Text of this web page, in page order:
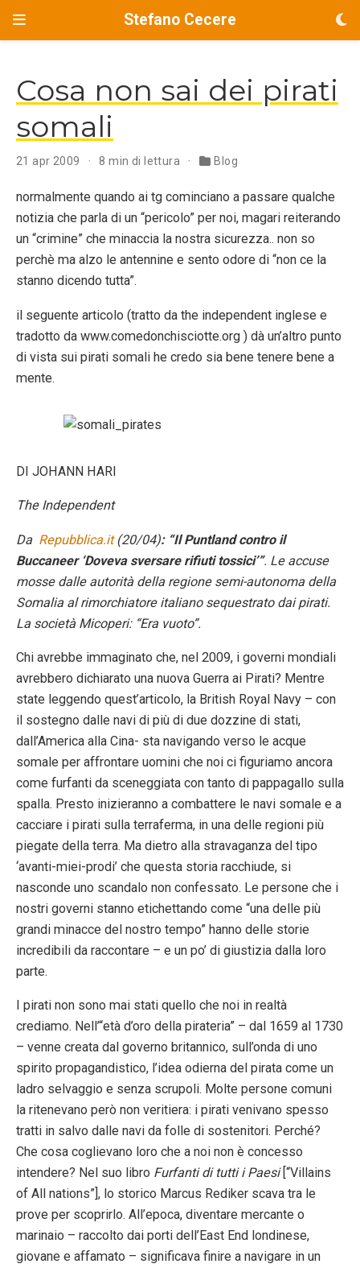
Stefano Cecere
Cosa non sai dei pirati
somali
21 apr 2009 8 min di lettura Blog
normalmente quando ai tg cominciano a passare qualche
notizia che parla di un “pericolo” per noi, magari reiterando
un “crimine” che minaccia la nostra sicurezza.. non so
perchè ma alzo le antennine e sento odore di “non ce la
stanno dicendo tutta”.
il seguente articolo (tratto da the independent inglese e
tradotto da www.comedonchisciotte.org ) dà un’altro punto
di vista sui pirati somali he credo sia bene tenere bene a
mente.
DI JOHANN HARI
The Independent
Da Repubblica.it(20/04): “Il Puntland contro il
Buccaneer ‘Doveva sversare rifiuti tossici’”. Le accuse
mosse dalle autorità della regione semi-autonoma della
Somalia al rimorchiatore italiano sequestrato dai pirati.
La società Micoperi: “Era vuoto”.
Chi avrebbe immaginato che, nel 2009, i governi mondiali
avrebbero dichiarato una nuova Guerra ai Pirati? Mentre
state leggendo quest’articolo, la British Royal Navy – con
il sostegno dalle navi di più di due dozzine di stati,
dall’America alla Cina- sta navigando verso le acque
somale per affrontare uomini che noi ci figuriamo ancora
come furfanti da sceneggiata con tanto di pappagallo sulla
spalla. Presto inizieranno a combattere le navi somale e a
cacciare i pirati sulla terraferma, in una delle regioni più
piegate della terra. Ma dietro alla stravaganza del tipo
‘avanti-miei-prodi’ che questa storia racchiude, si
nasconde uno scandalo non confessato. Le persone che i
nostri governi stanno etichettando come “una delle più
grandi minacce del nostro tempo” hanno delle storie
incredibili da raccontare – e un po’ di giustizia dalla loro
parte.
I pirati non sono mai stati quello che noi in realtà
crediamo. Nell’“età d’oro della pirateria” – dal 1659 al 1730
– venne creata dal governo britannico, sull’onda di uno
spirito propagandistico, l’idea odierna del pirata come un
ladro selvaggio e senza scrupoli. Molte persone comuni
la ritenevano però non veritiera: i pirati venivano spesso
tratti in salvo dalle navi da folle di sostenitori. Perché?
Che cosa coglievano loro che a noi non è concesso
intendere? Nel suo libro Furfanti di tutti i Paesi[“Villains
of All nations”], lo storico Marcus Rediker scava tra le
prove per scoprirlo. All’epoca, diventare mercante o
marinaio – raccolto dai porti dell’East End londinese,
giovane e affamato – significava finire a navigare in un